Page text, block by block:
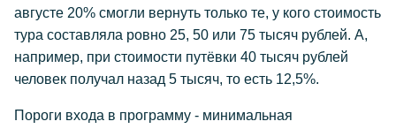
августе 20% смогли вернуть только те, у кого стоимость
тура составляла ровно 25, 50 или 75 тысяч рублей. А,
например, при стоимости путёвки 40 тысяч рублей
человек получал назад 5 тысяч, то есть 12,5%.
Пороги входа в программу - минимальная